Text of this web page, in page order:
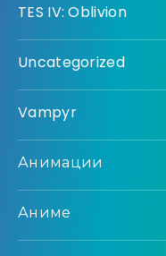
TES IV: Oblivion
Uncategorized
Vampyr
Анимации
Аниме